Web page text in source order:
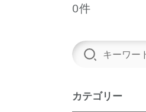
0件
カテゴリー